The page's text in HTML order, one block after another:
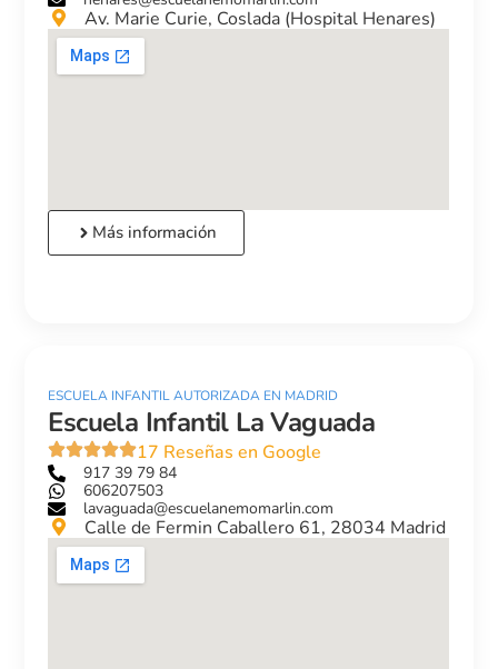
Av. Marie Curie, Coslada (Hospital Henares)
Más información
ESCUELA INFANTIL AUTORIZADA EN MADRID
Escuela Infantil La Vaguada
17 Reseñas en Google
917 39 79 84
606207503
lavaguada@escuelanemomarlin.com
Calle de Fermin Caballero 61, 28034 Madrid